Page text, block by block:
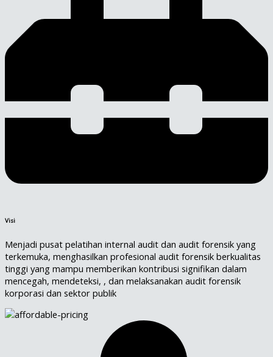
Visi
Menjadi pusat pelatihan internal audit dan audit forensik yang
terkemuka, menghasilkan profesional audit forensik berkualitas
tinggi yang mampu memberikan kontribusi signifikan dalam
mencegah, mendeteksi, , dan melaksanakan audit forensik
korporasi dan sektor publik